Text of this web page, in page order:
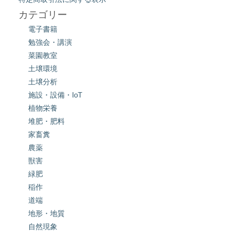
カテゴリー
電子書籍
勉強会・講演
菜園教室
土壌環境
土壌分析
施設・設備・IoT
植物栄養
堆肥・肥料
家畜糞
農薬
獣害
緑肥
稲作
道端
地形・地質
自然現象